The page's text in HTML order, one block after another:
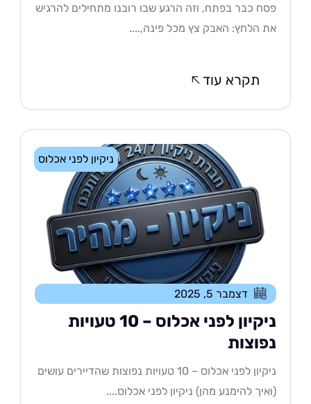
כבר בפתח, וזה הרגע שבו רובנו מתחילים להרגיש
הלחץ: האבק צץ מכל פינה,....
תקרא עוד
ניקיון לפני אכלוס
דצמבר 5, 2025
ניקיון לפני אכלוס – 10 טעויות
ניקיון לפני אכלוס – 10 טעויות נפוצות שהדיירים עושים
להימנע מהן) ניקיון לפני אכלוס....